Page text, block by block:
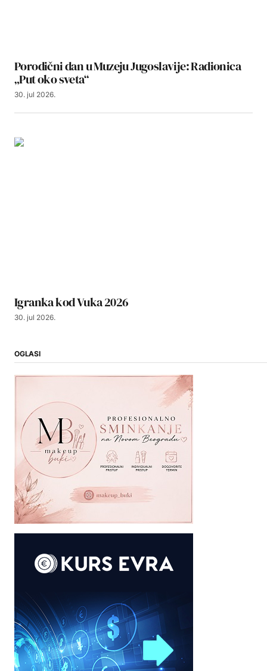
Porodični dan u Muzeju Jugoslavije: Radionica
„Put oko sveta“
30. jul 2026.
Igranka kod Vuka 2026
30. jul 2026.
OGLASI